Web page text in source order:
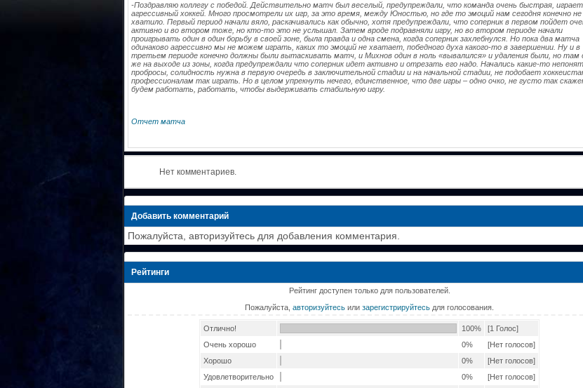
-Поздравляю коллегу с победой. Действительно матч был веселый, предупреждали, что команда очень быстрая,
агрессивный хоккей. Много просмотрели их игр, за это время, между Юностью, но где то эмоций нам сегодня конечно не
хватило. Первый период начали вяло, раскачивались как обычно, хотя предупреждали, что соперник в первом пойдет
активно и во втором тоже, но кто-то это не услышал. Затем вроде подравняли игру, но во втором периоде начали
проигрывать один в один борьбу в своей зоне, была правда и одна смена, когда соперник захлебнулся. Но пока два матча
одинаково агрессивно мы не можем играть, каких то эмоций не хватает, победного духа какого-то в завершении. Ну и в
третьем периоде конечно должны были вытаскивать матч, и Михнов один в ноль «вывалился» и удаления были, но там
же на выходе из зоны, когда предупреждали что соперник идет активно и отрезать его надо. Начались какие-то
пробросы, солидность нужна в первую очередь в заключительной стадии и на начальной стадии, не подобает
профессионалам так играть. Но в целом упрекнуть нечего, единственное, что две игры – одно очко, не густо так
будем работать, работать, чтобы выдерживать стабильную игру.
Отчет матча
Нет комментариев.
Добавить комментарий
Пожалуйста, авторизуйтесь для добавления комментария.
Рейтинги
Рейтинг доступен только для пользователей.
Пожалуйста, авторизуйтесь или зарегистрируйтесь для голосования.
Отлично! 100%
[1 Голос]
Очень хорошо
0%
[Нет голосов]
Хорошо
0%
[Нет голосов]
Удовлетворительно
0%
[Нет голосов]